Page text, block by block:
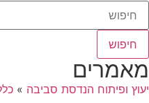
חיפוש
מאמרים
יעוץ ופיתוח הנדסת סביבה »